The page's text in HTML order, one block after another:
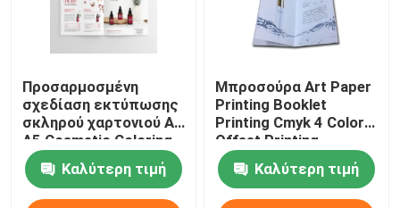
Προσαρμοσμένη
σχεδίαση εκτύπωσης
σκληρού χαρτονιού A4
A5 Cosmetic Coloring
Book
Καλύτερη τιμή
Μπροσούρα Art Paper
Printing Booklet
Printing Cmyk 4 Color
Offset Printing
Καλύτερη τιμή